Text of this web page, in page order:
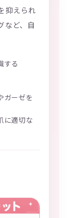
抑えられ
など、自
する
ガーゼを
に適切な